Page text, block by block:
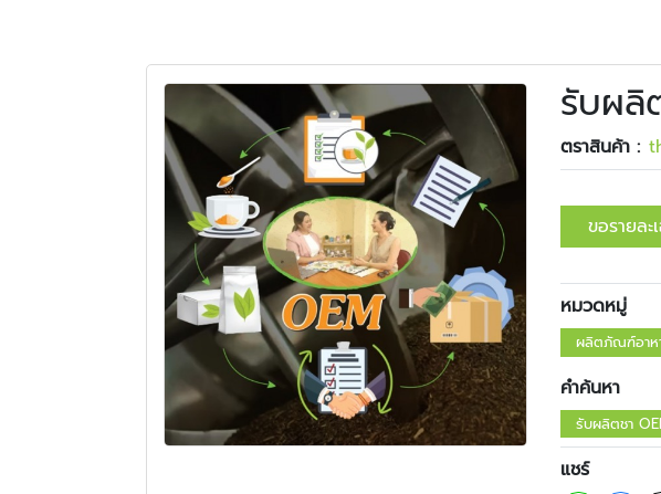
รับผลิ
ตราสินค้า :
ขอรายละ
หมวดหมู่
ผลิตภัณฑ์อาห
คำค้นหา
รับผลิตชา
แชร์